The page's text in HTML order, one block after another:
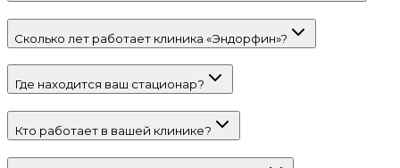
Сколько лет работает клиника «Эндорфин»?
Где находится ваш стационар?
Кто работает в вашей клинике?